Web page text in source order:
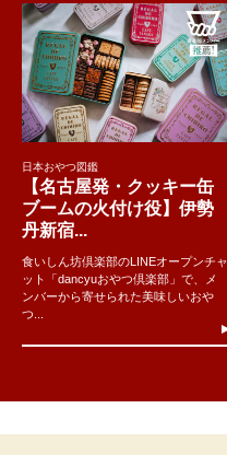
日本おやつ図鑑
【名古屋発・クッキー缶
ブームの火付け役】伊勢
丹新宿...
食いしん坊倶楽部のLINEオープンチャ
ット「dancyuおやつ倶楽部」で、メ
ンバーから寄せられた美味しいおや
つ...